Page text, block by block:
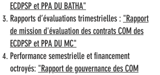
ECDPSP et PPA DU BATHA"
Rapports d’évaluations trimestrielles : "Rapport
de mission d'évaluation des contrats COM des
ECDPSP et PPA DU MC"
Performance semestrielle et financement
octroyés: "Rapport de gouvernance des COM